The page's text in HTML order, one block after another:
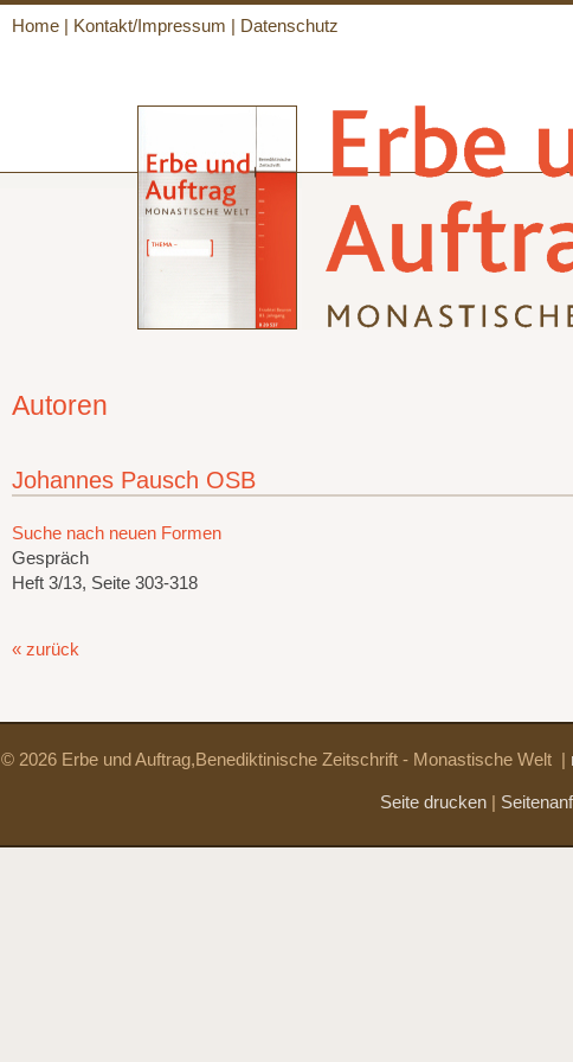
Home| Kontakt/Impressum Datenschutz
Autoren
Johannes Pausch OSB
Suche nach neuen Formen
Gespräch
Heft 3/13, Seite 303-318
« zurück
© 2026 Erbe und Auftrag,Benediktinische Zeitschrift - Monastische Welt
Seite drucken